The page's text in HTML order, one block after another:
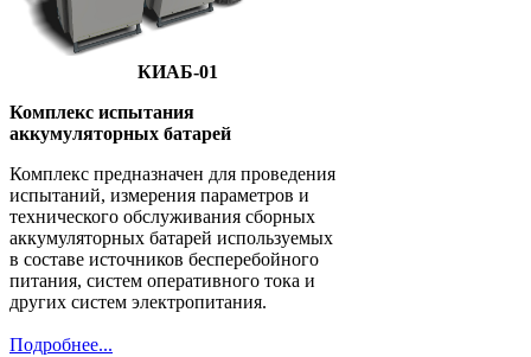
КИАБ-01
Комплекс испытания
аккумуляторных батарей
Комплекс предназначен для проведения
испытаний, измерения параметров и
технического обслуживания сборных
аккумуляторных батарей используемых
в составе источников бесперебойного
питания, систем оперативного тока и
других систем электропитания.
Подробнее...